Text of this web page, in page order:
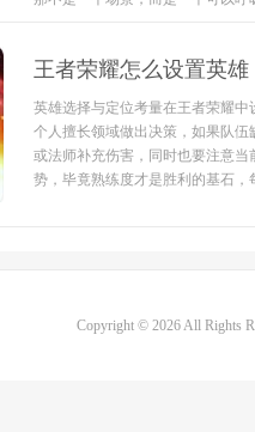
王者荣耀怎么设置英
英雄选择与定位考量在王者荣耀
个人擅长领域做出决策，如果队
或法师补充伤害，同时也要注意
势，毕竟熟练度才是胜利的基石
Copyright © 2026 All Rights